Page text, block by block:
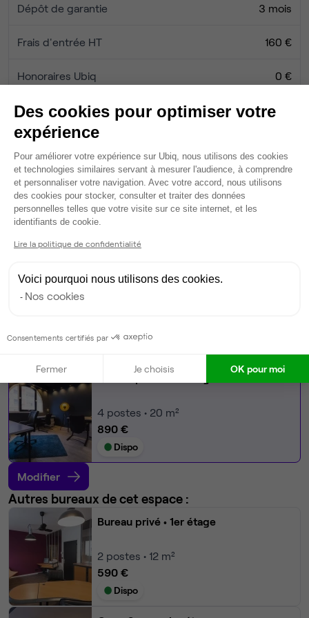
Dépôt de garantie 3 mois
Frais d'entrée HT 160 €
Honoraires Ubiq 0 €
Services
Salle de réunion partagée
Salle de réunion privée
Wifi
Câblage RJ45
Fibre
Coin cafet'
Climatisation
Espace détente
Ménage
4 postes • 20 m²
890 €
Dispo
Modifier
Autres bureaux de cet espace :
Bureau privé • 1er étage
2 postes • 12 m²
590 €
Dispo
Des cookies pour optimiser votre
expérience
Plateforme de Gestion du
Pour améliorer votre expérience sur Ubiq, nous utilisons des cookies
et technologies similaires servant à mesurer l'audience, à comprendre
et personnaliser votre navigation. Avec votre accord, nous utilisons
des cookies pour stocker, consulter et traiter des données
personnelles telles que votre visite sur ce site internet, et les
identifiants de cookie.
Lire la politique de confidentialité
Voici pourquoi nous utilisons des cookies.
Nos cookies
Consentements certifiés par
Fermer Je choisis OK pour moi